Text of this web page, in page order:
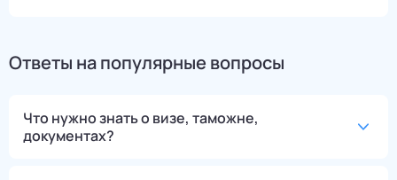
Ответы на популярные вопросы
Что нужно знать о визе, таможне,
документах?